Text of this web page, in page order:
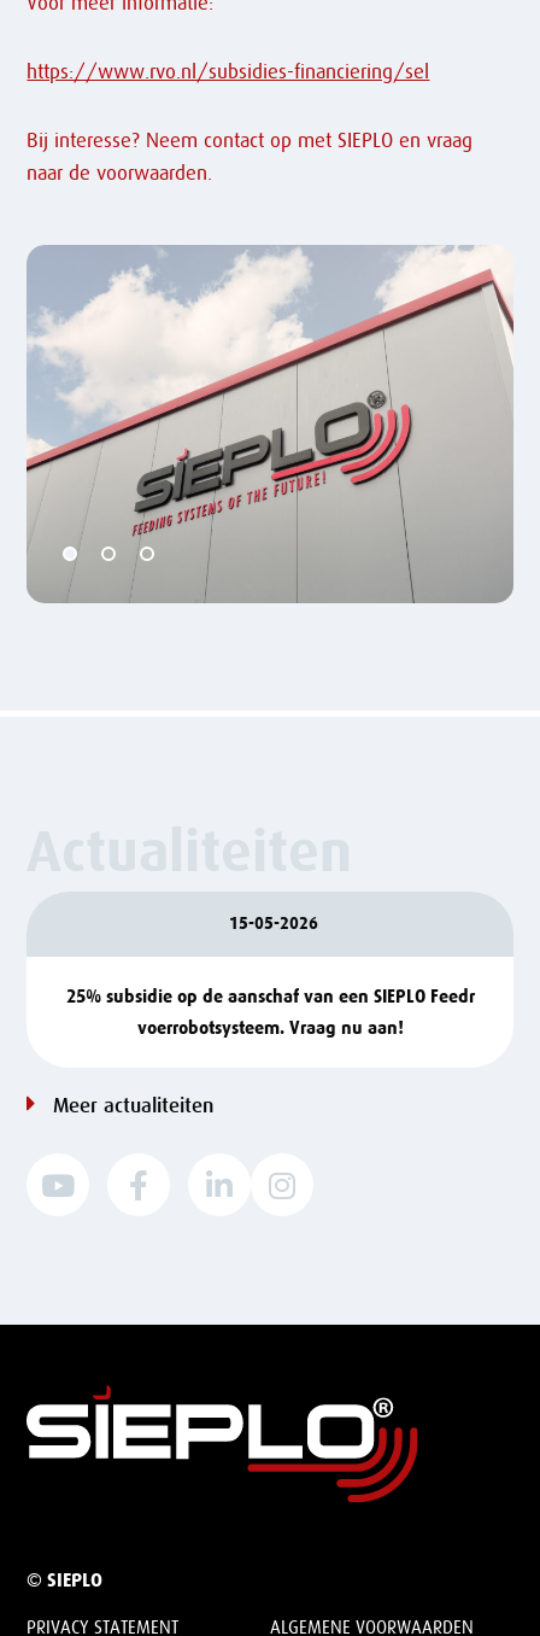
https://www.rvo.nl/subsidies-financiering/sel
Bij interesse? Neem contact op met SIEPLO en vraag
naar de voorwaarden.
15-05-2026
25% subsidie op de aanschaf van een SIEPLO Feedr
voerrobotsysteem. Vraag nu aan!
Meer actualiteiten
   
© SIEPLO
PRIVACY STATEMENT ALGEMENE VOORWAARDEN